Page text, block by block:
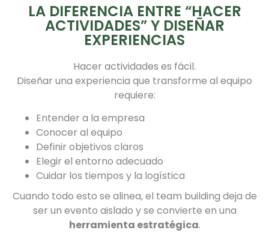
LA DIFERENCIA ENTRE “HACER
ACTIVIDADES” Y DISEÑAR
EXPERIENCIAS
Hacer actividades es fácil.
Diseñar una experiencia que transforme al equipo
requiere:
Entender a la empresa
Conocer al equipo
Definir objetivos claros
Elegir el entorno adecuado
Cuidar los tiempos y la logística
Cuando todo esto se alinea, el team building deja de
ser un evento aislado y se convierte en una
herramienta estratégica.